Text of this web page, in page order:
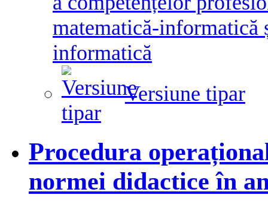
matematică-
informatică
Versiune tipar
Procedura
normei didactice în